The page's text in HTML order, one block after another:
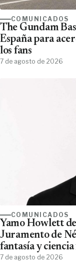
COMUNICADOS
The Gundam
España para
los fans
7 de agosto de 2026
COMUNICADOS
Yamo Howlett
Juramento de
fantasía y
7 de agosto de 2026